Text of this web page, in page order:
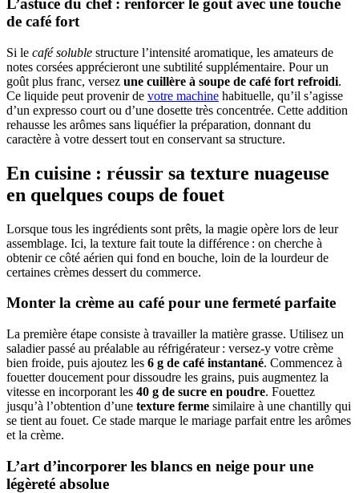
L’astuce du chef : renforcer le goût avec une touche
de café fort
Si le café soluble structure l’intensité aromatique, les amateurs de
notes corsées apprécieront une subtilité supplémentaire. Pour un
goût plus franc, versez une cuillère à soupe de café fort refroidi.
Ce liquide peut provenir de votre machine habituelle, qu’il s’agisse
d’un expresso court ou d’une dosette très concentrée. Cette addition
rehausse les arômes sans liquéfier la préparation, donnant du
caractère à votre dessert tout en conservant sa structure.
En cuisine : réussir sa texture nuageuse
en quelques coups de fouet
Lorsque tous les ingrédients sont prêts, la magie opère lors de leur
assemblage. Ici, la texture fait toute la différence : on cherche à
obtenir ce côté aérien qui fond en bouche, loin de la lourdeur de
certaines crèmes dessert du commerce.
Monter la crème au café pour une fermeté parfaite
La première étape consiste à travailler la matière grasse. Utilisez un
saladier passé au préalable au réfrigérateur : versez-y votre crème
bien froide, puis ajoutez les 6 g de café instantané. Commencez à
fouetter doucement pour dissoudre les grains, puis augmentez la
vitesse en incorporant les 40 g de sucre en poudre. Fouettez
jusqu’à l’obtention d’une texture ferme similaire à une chantilly qui
se tient au fouet. Ce stade marque le mariage parfait entre les arômes
et la crème.
L’art d’incorporer les blancs en neige pour une
légèreté absolue